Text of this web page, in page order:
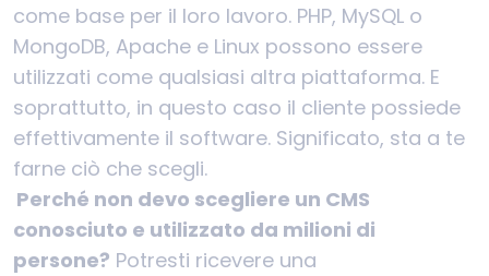
come base per il loro lavoro. PHP, MySQL o
MongoDB, Apache e Linux possono essere
utilizzati come qualsiasi altra piattaforma. E
soprattutto, in questo caso il cliente possiede
effettivamente il software. Significato, sta a te
farne ciò che scegli.
Perché non devo scegliere un CMS
conosciuto e utilizzato da milioni di
persone? Potresti ricevere una